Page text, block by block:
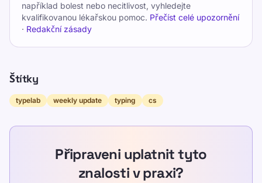
například bolest nebo necitlivost, vyhledejte
kvalifikovanou lékařskou pomoc. Přečíst celé upozornění
· Redakční zásady
Štítky
typelab weekly update typing cs
Připraveni uplatnit tyto
znalosti v praxi?